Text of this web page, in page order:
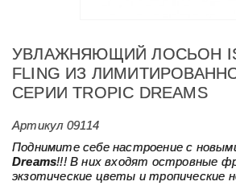
УВЛАЖНЯЮЩИЙ ЛОСЬОН
FLING ИЗ
СЕРИИ TROPIC DREAMS
Артикул 09114
Поднимите себе настроение с
Dreams!!! В них входят островные
экзотические цветы и тропические